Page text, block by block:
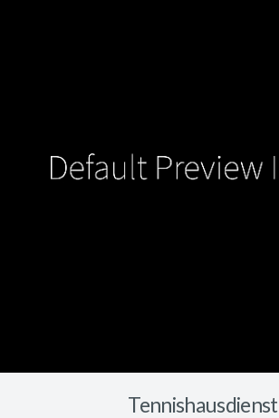
Tennishausdienst